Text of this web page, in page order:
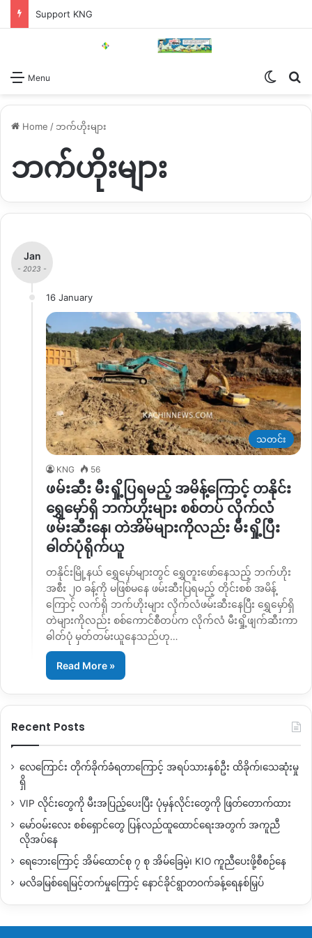
Support KNG
Menu
Home / ဘက်ဟိုးများ
ဘက်ဟိုးများ
Jan
- 2023 -
16 January
သတင်း
KNG 56
ဖမ်းဆီး မီးရှို့ပြရမည့် အမိန့်ကြောင့် တနိုင်း
ရွှေမှော်ရှိ ဘက်ဟိုးများ စစ်တပ် လိုက်လံ
ဖမ်းဆီးနေ၊ တဲအိမ်များကိုလည်း မီးရှို့ပြီး
ဓါတ်ပုံရိုက်ယူ
တနိုင်းမြို့နယ် ရွှေမှော်များတွင် ရွှေတူးဖော်နေသည့် ဘက်ဟိုး
အစီး ၂၀ ခန့်ကို မဖြစ်မနေ ဖမ်းဆီးပြရမည့် တိုင်းစစ် အမိန့်
ကြောင့် လက်ရှိ ဘက်ဟိုးများ လိုက်လံဖမ်းဆီးနေပြီး ရွှေမှော်ရှိ
တဲများကိုလည်း စစ်ကောင်စီတပ်က လိုက်လံ မီးရှို့ဖျက်ဆီးကာ
ဓါတ်ပုံ မှတ်တမ်းယူနေသည်ဟု…
Read More »
Recent Posts
လေကြောင်း တိုက်ခိုက်ခံရတာကြောင့် အရပ်သားနှစ်ဦး ထိခိုက်၊သေဆုံးမှု
ရှိ
VIP လိုင်းတွေကို မီးအပြည့်ပေးပြီး ပုံမှန်လိုင်းတွေကို ဖြတ်တောက်ထား
မော်ဝမ်းလေး စစ်ရှောင်တွေ ပြန်လည်ထူထောင်ရေးအတွက် အကူညီ
လိုအပ်နေ
ရေဘေးကြောင့် အိမ်ထောင်စု ၇ စု အိမ်ခြေမဲ့၊ KIO ကူညီပေးဖို့စီစဉ်နေ
မလိခမြစ်ရေမြင့်တက်မှုကြောင့် နောင်ခိုင်ရွာတဝက်ခန့်ရေနစ်မြှပ်